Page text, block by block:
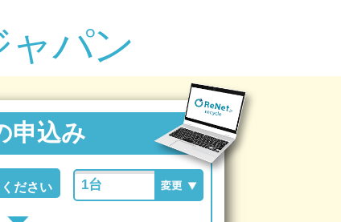
パン
申込み
ださい